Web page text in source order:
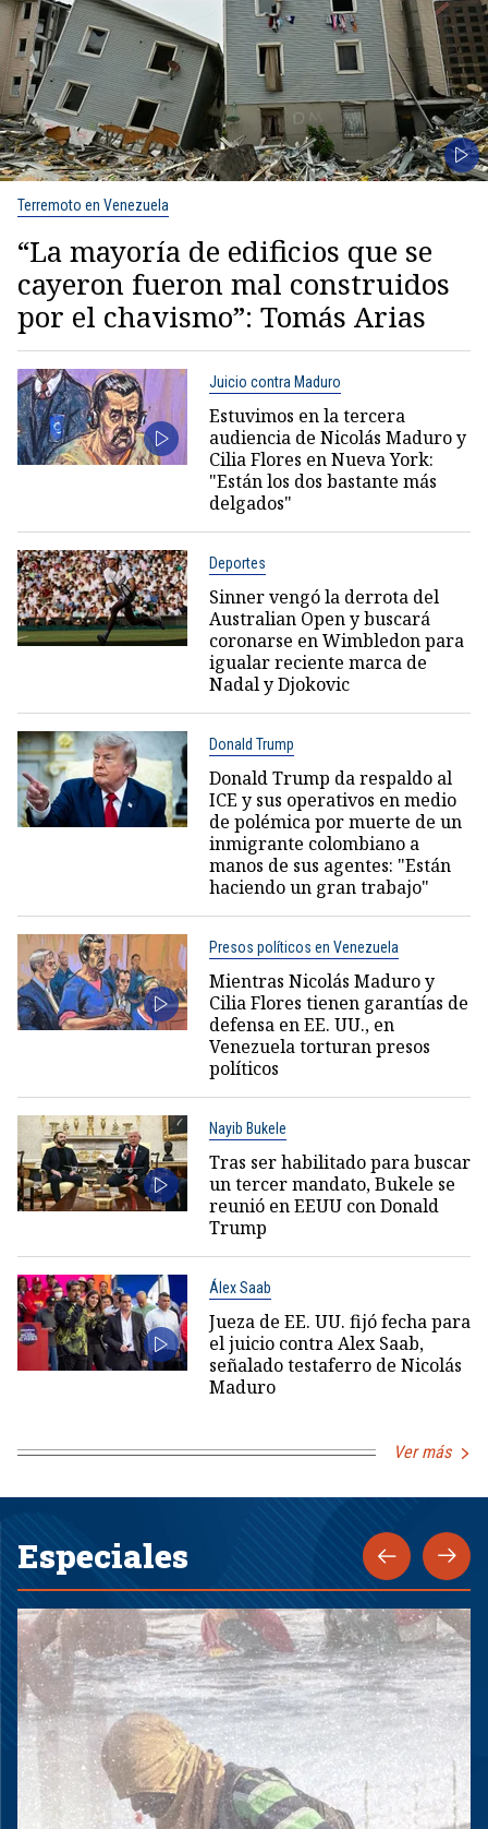
Terremoto en Venezuela
“La mayoría de edificios que se
cayeron fueron mal construidos
por el chavismo”: Tomás Arias
Juicio contra Maduro
Estuvimos en la tercera
audiencia de Nicolás Maduro y
Cilia Flores en Nueva York:
"Están los dos bastante más
delgados"
Deportes
Sinner vengó la derrota del
Australian Open y buscará
coronarse en Wimbledon para
igualar reciente marca de
Nadal y Djokovic
Donald Trump
Donald Trump da respaldo al
ICE y sus operativos en medio
de polémica por muerte de un
inmigrante colombiano a
manos de sus agentes: "Están
haciendo un gran trabajo"
Presos políticos en Venezuela
Mientras Nicolás Maduro y
Cilia Flores tienen garantías de
defensa en EE. UU., en
Venezuela torturan presos
políticos
Nayib Bukele
Tras ser habilitado para buscar
un tercer mandato, Bukele se
reunió en EEUU con Donald
Trump
Álex Saab
Jueza de EE. UU. fijó fecha para
el juicio contra Alex Saab,
señalado testaferro de Nicolás
Maduro
Ver más
Especiales